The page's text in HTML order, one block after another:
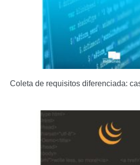
Coleta de requisitos diferenciada: